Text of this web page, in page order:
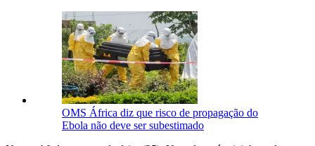
OMS África diz que risco de propagação do
Ebola não deve ser subestimado